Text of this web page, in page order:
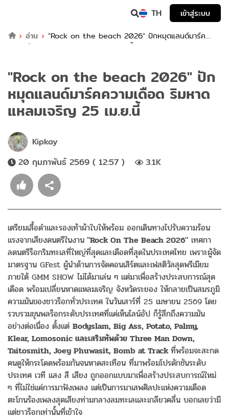
TH
เข้าสู่ระบบ
อ่าน
"Rock on the beach 2026" ปักหมุดแลนด์มาร์ค
ความเดือด ริมหาดแหลมเจริญ 25 เม.ย.นี้
"Rock on the beach 2026" ปัก
หมุดแลนด์มาร์คความเดือด ริมหาด
แหลมเจริญ 25 เม.ย.นี้
Kipkay
20 กุมภาพันธ์ 2569 ( 12:57 )
3.1K
เตรียมเสื้อดำและรองเท้าผ้าใบให้พร้อม ออกเดินทางไปรับความร้อน
แรงจากเสียงดนตรีในงาน "Rock On The Beach 2026" เทศกา
ลดนตรีร็อกริมทะเลที่ใหญ่ที่สุดและเดือดที่สุดในประเทศไทย เพราะผู้จัด
มาตรฐาน GFest ผู้นำด้านการจัดคอนเสิร์ตและเฟสติวัลสุดพรีเมียม
ภายใต้ GMM SHOW ไม่ได้มาเล่น ๆ แต่มาเพื่อสร้างประสบการณ์สุด
เดือด พร้อมเปลี่ยนหาดแหลมเจริญ จังหวัดระยอง ให้กลายเป็นสมรภูมิ
ความมันของชาวร็อกทั่วประเทศ ในวันเสาร์ที่ 25 เมษายน 2569 โดย
รวบรวมขุนพลร็อกระดับประเทศที่แค่เห็นไลน์อัป ก็รู้สึกถึงความมัน
อย่างต่อเนื่อง ตั้งแต่ Bodyslam, Big Ass, Potato, Palmy,
Klear, Lomosonic และเสริมทัพด้วย Three Man Down,
Taitosmith, Joey Phuwasit, Bomb at Trackที่พร้อมจะสะกด
คนดูให้กระโดดพร้อมกันจนหาดสะเทือน ที่มาพร้อมโปรดักชันระดับ
ประเทศ เวที แสง สี เสียง ถูกออกแบบมาเพื่อสร้างประสบการณ์ใหม่
ๆ ที่ไม่ใช่แค่การมาฟังเพลง แต่เป็นการมาเสพศิลปะแห่งความเดือด
ตะโกนร้องเพลงสุดเสียงท่ามกลางลมทะเลและเกลียวคลื่น บอกเลยว่ามี
แต่ชาวร็อกเท่านั้นที่เข้าใจ